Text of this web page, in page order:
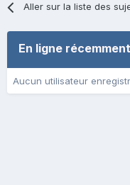
Aller sur la liste des
En ligne
Aucun utilisateur